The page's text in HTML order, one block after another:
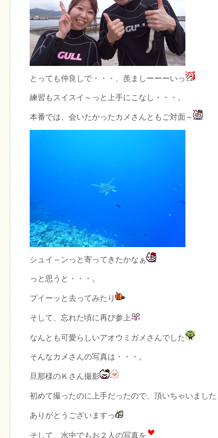
とっても仲良しで・・・、羨ましーーーいっ
練習もスイスイ～っと上手にこなし・・・。
本番では、会いたかったカメさんともご対面～
シュイ～ンっと寄ってきたかなぁ
っと思うと・・・。
プイーッと去ってみたり
そして、忘れた頃に再び参上
なんとも可愛らしいアオウミガメさんでした
そんなカメさんの写真は・・・。
旦那様のＫさん撮影
初めて撮ったのに上手だったので、頂いちゃいまし
ありがとうございますっ
そして、水中でもお２人の写真を